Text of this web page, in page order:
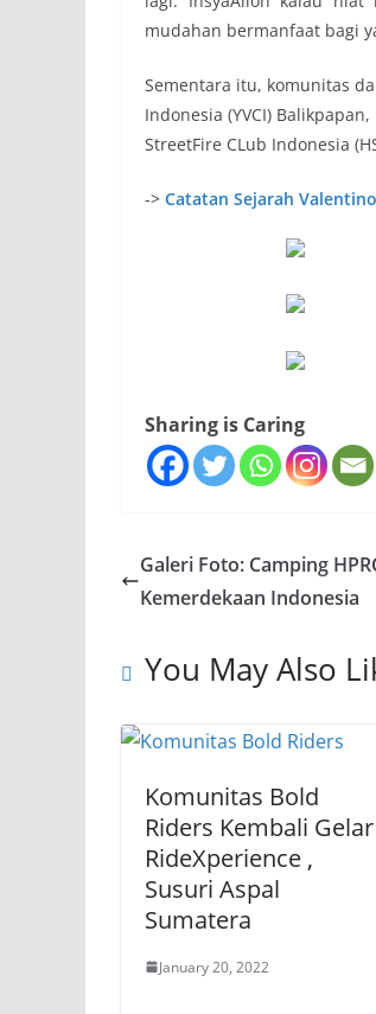
mudahan bermanfaat bagi
Sementara itu, komunitas
Indonesia (YVCI)
StreetFire CLub Indonesia
-> Catatan Sejarah
Sharing is Caring
Galeri Foto: Camping
Kemerdekaan Indonesia
You May Also
Komunitas Bold
Riders Kembali Gelar
RideXperience ,
Susuri Aspal
Sumatera
January 20, 2022